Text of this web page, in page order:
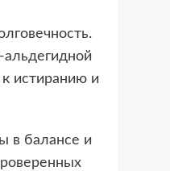
истиранию и
в балансе и